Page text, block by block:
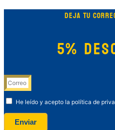
DEJA TU
5%
He leído y acepto la política de
Enviar